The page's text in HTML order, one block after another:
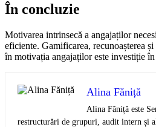
În concluzie
Motivarea intrinsecă a angajaților
eficiente. Gamificarea, recunoașterea
în motivația angajaților este investiție
Alina Făniță
Alina Făniță este
restructurări de grupuri, audit intern și